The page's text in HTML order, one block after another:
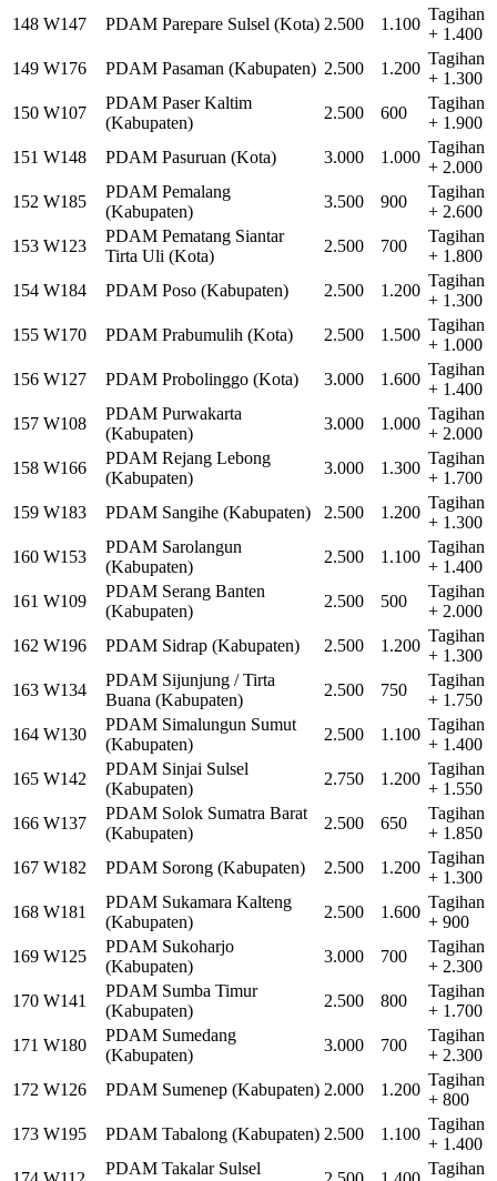
148 W147 PDAM Parepare Sulsel (Kota) 2.500 1.100
Tagihan
+ 1.400
149 W176 PDAM Pasaman (Kabupaten) 2.500 1.200
Tagihan
+ 1.300
150 W107
PDAM Paser Kaltim
(Kabupaten)
2.500 600
Tagihan
+ 1.900
151 W148 PDAM Pasuruan (Kota) 3.000 1.000
Tagihan
+ 2.000
152 W185
PDAM Pemalang
(Kabupaten)
3.500 900
Tagihan
+ 2.600
153 W123
PDAM Pematang Siantar
Tirta Uli (Kota)
2.500 700
Tagihan
+ 1.800
154 W184 PDAM Poso (Kabupaten) 2.500 1.200
Tagihan
+ 1.300
155 W170 PDAM Prabumulih (Kota) 2.500 1.500
Tagihan
+ 1.000
156 W127 PDAM Probolinggo (Kota) 3.000 1.600
Tagihan
+ 1.400
157 W108
PDAM Purwakarta
(Kabupaten)
3.000 1.000
Tagihan
+ 2.000
158 W166
PDAM Rejang Lebong
(Kabupaten)
3.000 1.300
Tagihan
+ 1.700
159 W183 PDAM Sangihe (Kabupaten) 2.500 1.200
Tagihan
+ 1.300
160 W153
PDAM Sarolangun
(Kabupaten)
2.500 1.100
Tagihan
+ 1.400
161 W109
PDAM Serang Banten
(Kabupaten)
2.500 500
Tagihan
+ 2.000
162 W196 PDAM Sidrap (Kabupaten) 2.500 1.200
Tagihan
+ 1.300
163 W134
PDAM Sijunjung / Tirta
Buana (Kabupaten)
2.500 750
Tagihan
+ 1.750
164 W130
PDAM Simalungun Sumut
(Kabupaten)
2.500 1.100
Tagihan
+ 1.400
165 W142
PDAM Sinjai Sulsel
(Kabupaten)
2.750 1.200
Tagihan
+ 1.550
166 W137
PDAM Solok Sumatra Barat
(Kabupaten)
2.500 650
Tagihan
+ 1.850
167 W182 PDAM Sorong (Kabupaten) 2.500 1.200
Tagihan
+ 1.300
168 W181
PDAM Sukamara Kalteng
(Kabupaten)
2.500 1.600
Tagihan
+ 900
169 W125
PDAM Sukoharjo
(Kabupaten)
3.000 700
Tagihan
+ 2.300
170 W141
PDAM Sumba Timur
(Kabupaten)
2.500 800
Tagihan
+ 1.700
171 W180
PDAM Sumedang
(Kabupaten)
3.000 700
Tagihan
+ 2.300
172 W126 PDAM Sumenep (Kabupaten) 2.000 1.200
Tagihan
+ 800
173 W195 PDAM Tabalong (Kabupaten) 2.500 1.100
Tagihan
+ 1.400
PDAM Takalar Sulsel
Tagihan